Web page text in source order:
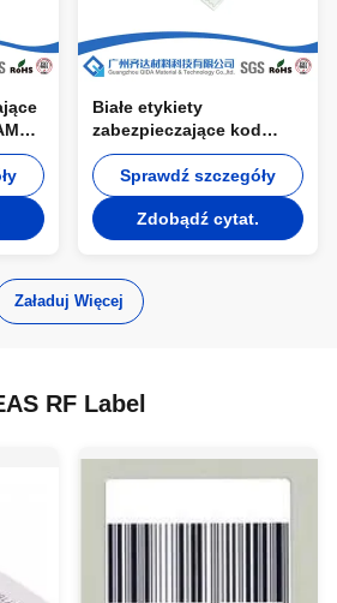
Białe etykiety
zabezpieczające kod
kreskowy 58kHz
Częstotliwość anty
kradzieży Supermarket
AM Miękkie etykiety
Sprawdź szczegóły
Zdobądź cytat.
Załaduj Więcej
RF Label